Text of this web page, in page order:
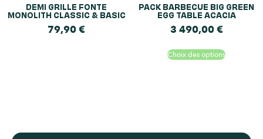
DEMI GRILLE FONTE
MONOLITH CLASSIC & BASIC
79,90€
PACK BARBECUE BIG GREEN
EGG TABLE ACACIA
3 490,00€
Choix des options